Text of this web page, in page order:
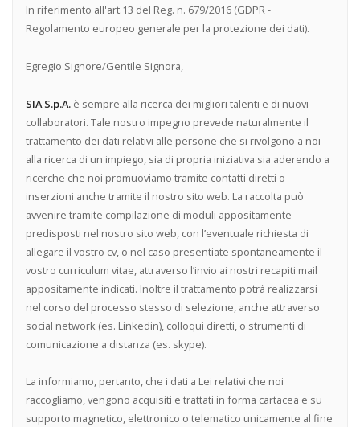
In riferimento all'art.13 del Reg. n. 679/2016 (GDPR -
Regolamento europeo generale per la protezione dei dati).
Egregio Signore/Gentile Signora,
SIA S.p.A.è sempre alla ricerca dei migliori talenti e di nuovi
collaboratori. Tale nostro impegno prevede naturalmente il
trattamento dei dati relativi alle persone che si rivolgono a noi
alla ricerca di un impiego, sia di propria iniziativa sia aderendo a
ricerche che noi promuoviamo tramite contatti diretti o
inserzioni anche tramite il nostro sito web. La raccolta può
avvenire tramite compilazione di moduli appositamente
predisposti nel nostro sito web, con l’eventuale richiesta di
allegare il vostro cv, o nel caso presentiate spontaneamente il
vostro curriculum vitae, attraverso l’invio ai nostri recapiti mail
appositamente indicati. Inoltre il trattamento potrà realizzarsi
nel corso del processo stesso di selezione, anche attraverso
social network (es. Linkedin), colloqui diretti, o strumenti di
comunicazione a distanza (es. skype).
La informiamo, pertanto, che i dati a Lei relativi che noi
raccogliamo, vengono acquisiti e trattati in forma cartacea e su
supporto magnetico, elettronico o telematico unicamente al fine